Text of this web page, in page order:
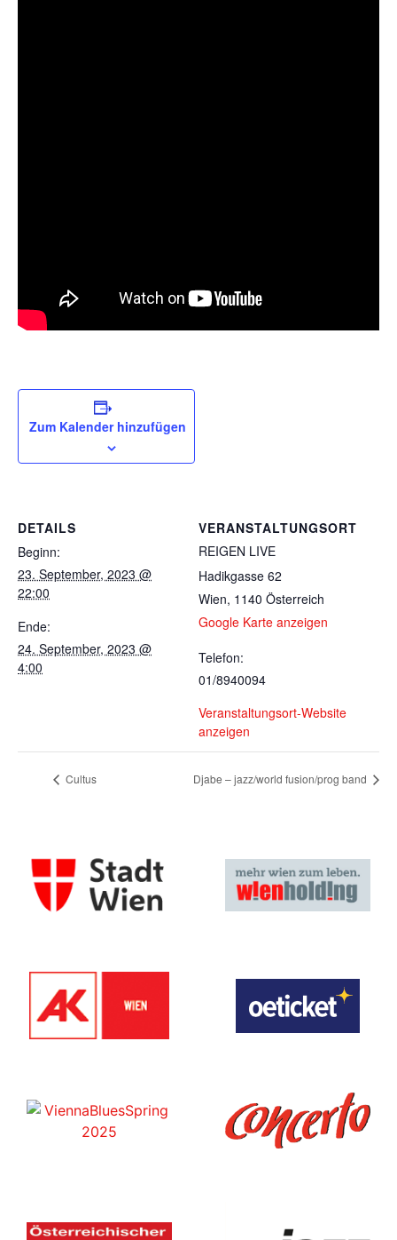
Zum Kalender hinzufügen
DETAILS
Beginn:
23. September, 2023 @
22:00
Ende:
24. September, 2023 @
4:00
VERANSTALTUNGSORT
REIGEN LIVE
Hadikgasse 62
Wien, 1140 Österreich
Google Karte anzeigen
Telefon:
01/8940094
Veranstaltungsort-Website
anzeigen
Cultus Djabe – jazz/world fusion/prog band